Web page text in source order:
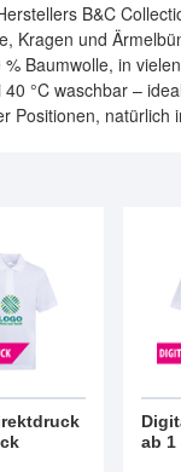
B&C
Kragen und
Baumwolle, in
°C waschbar –
Positionen, natürlich
ab 1